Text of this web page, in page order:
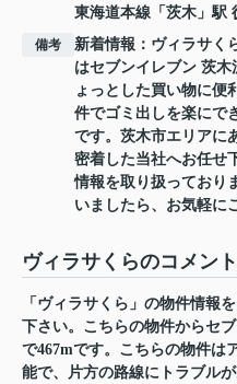
東海道本線 「 茨木 」駅
備考
新着情報：ヴィラサく
はセブンイレブン 茨
ょっとした買い物に便
件でゴミ出しを楽にで
です。茨木市エリアに
密着した当社へお任せ
情報を取り扱っており
いましたら、お気軽に
ヴィラサくらのコメン
「ヴィラサくら」の物件情報
下さい。こちらの物件からセ
で467mです。こちらの物件は
能で、片方の路線にトラブル